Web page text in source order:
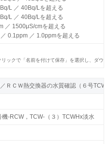
L ／ 40Bq/Lを超える
L ／ 40Bq/Lを超える
／ 1500μS/cmを超える
0.1ppm ／ 1.0ppmを超える
ックで「名前を付けて保存」を選択し、ダウ
L ／ 40Bq/Lを超える
L ／ 40Bq/Lを超える
／ 1500μS/cmを超える
0.1ppm ／ 1.0ppmを超える
ックで「名前を付けて保存」を選択し、ダウ
ＲＣＷ熱交換器の水質確認（６号TCW
機-RCW，TCW-（３）TCWHx淡水
ＲＣＷ熱交換器の水質確認（６号TCW
機-RCW，TCW-（３）TCWHx淡水